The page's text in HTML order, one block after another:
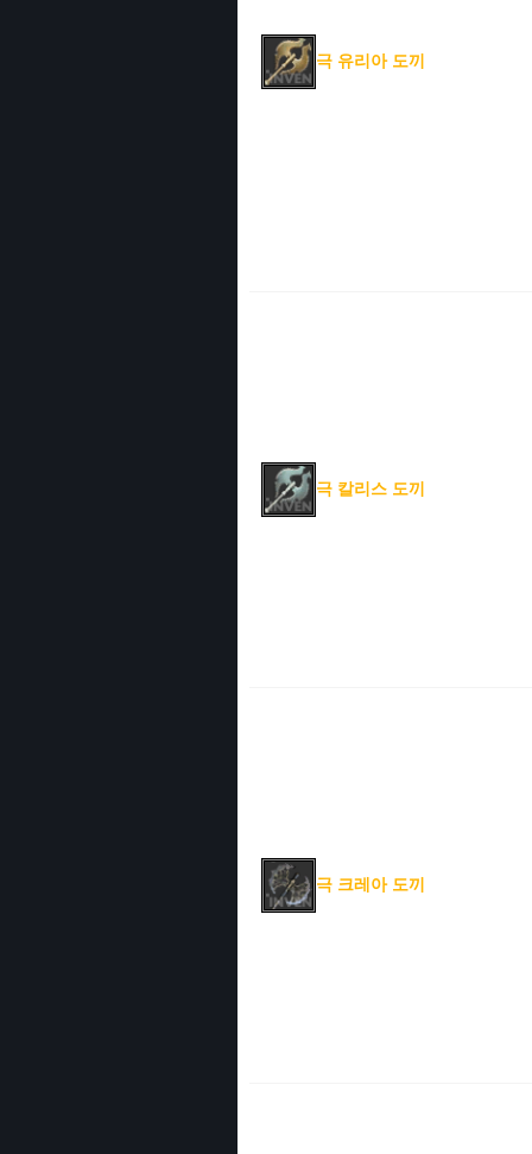
극 유리아 도끼
극 칼리스 도끼
극 크레아 도끼